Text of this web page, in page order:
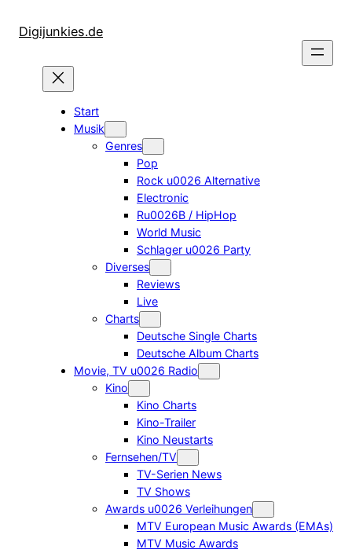
InhaltDigijunkies.de
Start
Musik
Genres
Pop
Rock u0026 Alternative
Electronic
Ru0026B / HipHop
World Music
Schlager u0026 Party
Diverses
Reviews
Live
Charts
Deutsche Single Charts
Deutsche Album Charts
Movie, TV u0026 Radio
Kino
Kino Charts
Kino-Trailer
Kino Neustarts
Fernsehen/TV
TV-Serien News
TV Shows
Awards u0026 Verleihungen
MTV European Music Awards (EMAs)
MTV Music Awards